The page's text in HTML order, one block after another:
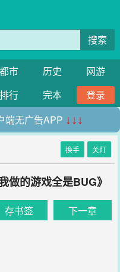
搜索
都市 历史
网游
排行 完本
登录
端无广告APP ↓↓↓
换手 关灯
做的游戏全是BUG》
存书签 下一章